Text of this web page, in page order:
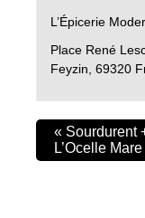
L’Épicerie
Place René
Feyzin 69320
« Sourdurent
L’Ocelle Mare